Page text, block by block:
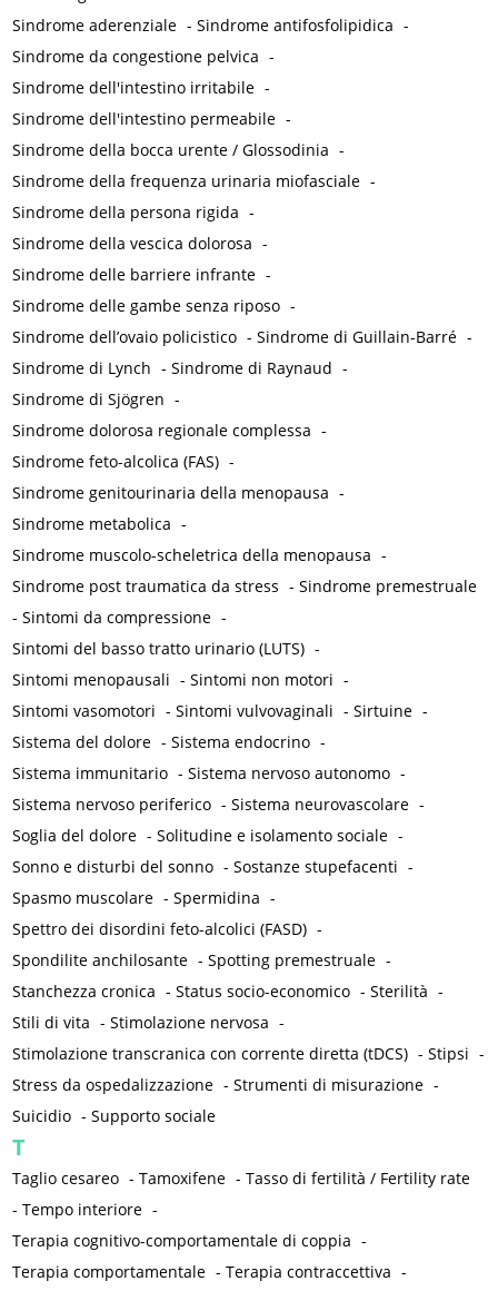
Sindrome aderenziale -Sindrome antifosfolipidica -
Sindrome da congestione pelvica -
Sindrome dell'intestino irritabile -
Sindrome dell'intestino permeabile -
Sindrome della bocca urente / Glossodinia -
Sindrome della frequenza urinaria miofasciale -
Sindrome della persona rigida -
Sindrome della vescica dolorosa -
Sindrome delle barriere infrante -
Sindrome delle gambe senza riposo -
Sindrome dell’ovaio policistico -Sindrome di Guillain-Barré -
Sindrome di Lynch -Sindrome di Raynaud -
Sindrome di Sjögren -
Sindrome dolorosa regionale complessa -
Sindrome feto-alcolica (FAS) -
Sindrome genitourinaria della menopausa -
Sindrome metabolica -
Sindrome muscolo-scheletrica della menopausa -
Sindrome post traumatica da stress -Sindrome premestruale
-Sintomi da compressione -
Sintomi del basso tratto urinario (LUTS) -
Sintomi menopausali -Sintomi non motori -
Sintomi vasomotori -Sintomi vulvovaginali -Sirtuine -
Sistema del dolore -Sistema endocrino -
Sistema immunitario -Sistema nervoso autonomo -
Sistema nervoso periferico -Sistema neurovascolare -
Soglia del dolore -Solitudine e isolamento sociale -
Sonno e disturbi del sonno -Sostanze stupefacenti -
Spasmo muscolare -Spermidina -
Spettro dei disordini feto-alcolici (FASD) -
Spondilite anchilosante -Spotting premestruale -
Stanchezza cronica -Status socio-economico -Sterilità -
Stili di vita -Stimolazione nervosa -
Stimolazione transcranica con corrente diretta (tDCS) -Stipsi -
Stress da ospedalizzazione -Strumenti di misurazione -
Suicidio -Supporto sociale
T
Taglio cesareo -Tamoxifene -Tasso di fertilità / Fertility rate
-Tempo interiore -
Terapia cognitivo-comportamentale di coppia -
Terapia comportamentale -Terapia contraccettiva -